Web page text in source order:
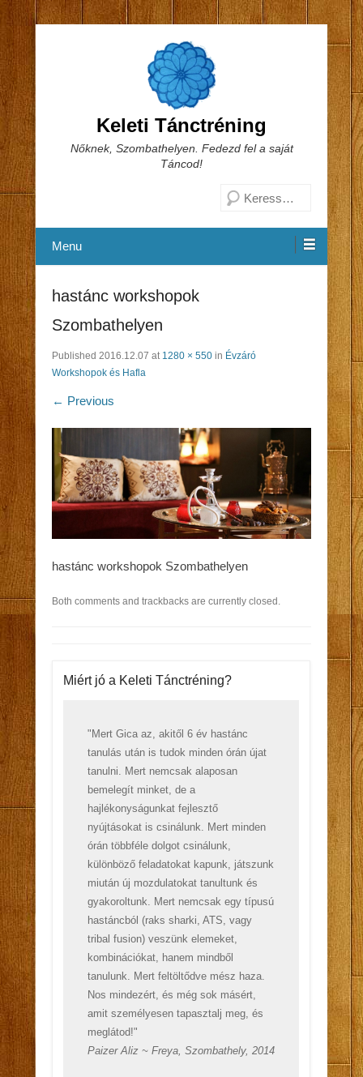
Keleti Tánctréning
Nőknek, Szombathelyen. Fedezd fel a saját
Táncod!
Menu
hastánc workshopok
Szombathelyen
Published 2016.12.07 at 1280 × 550 in Évzáró
Workshopok és Hafla
← Previous
hastánc workshopok Szombathelyen
Both comments and trackbacks are currently closed.
Miért jó a Keleti Tánctréning?
"Mert Gica az, akitől 6 év hastánc
tanulás után is tudok minden órán újat
tanulni. Mert nemcsak alaposan
bemelegít minket, de a
hajlékonyságunkat fejlesztő
nyújtásokat is csinálunk. Mert minden
órán többféle dolgot csinálunk,
különböző feladatokat kapunk, játszunk
miután új mozdulatokat tanultunk és
gyakoroltunk. Mert nemcsak egy típusú
hastáncból (raks sharki, ATS, vagy
tribal fusion) veszünk elemeket,
kombinációkat, hanem mindből
tanulunk. Mert feltöltődve mész haza.
Nos mindezért, és még sok másért,
amit személyesen tapasztalj meg, és
meglátod!"
Paizer Aliz ~ Freya, Szombathely, 2014